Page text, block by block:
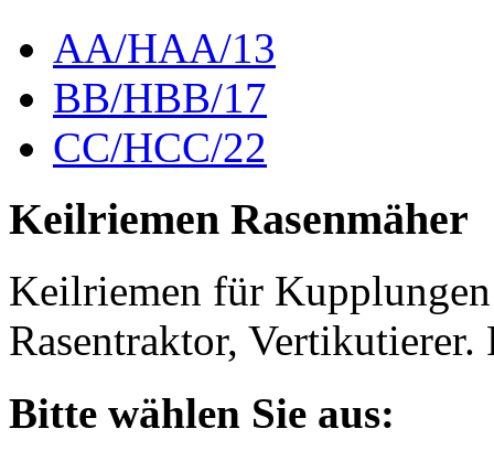
AA/HAA/13
BB/HBB/17
CC/HCC/22
Keilriemen Rasenmäher
Keilriemen für Kupplungen
Rasentraktor,
Bitte wählen Sie aus: